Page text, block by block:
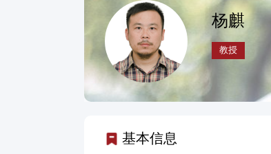
杨麒
教授
基本信息